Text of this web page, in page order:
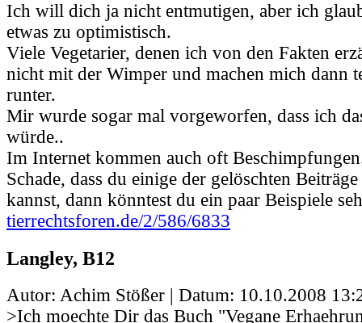
Ich will dich ja nicht entmutigen, aber ich
etwas zu optimistisch.
Viele Vegetarier, denen ich von den Fakten
nicht mit der Wimper und machen mich dann
runter.
Mir wurde sogar mal vorgeworfen, dass ich
würde..
Im Internet kommen auch oft
Schade, dass du einige der gelöschten
kannst, dann könntest du ein paar Beispiele
tierrechtsforen.de/2/586/6833
Langley, B12
Autor: Achim Stößer | Datum: 10.10.2008
>Ich moechte Dir das Buch "Vegane